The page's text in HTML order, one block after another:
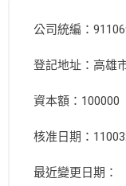
公司統編：
登記地址：高雄
資本額：100000
核准日期：
最近變更日期：